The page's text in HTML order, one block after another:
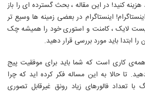
کنید! در این مقاله ، بحث گسترده ای را باز
اینستاگرام در بعضی زمینه ها وسیع تر
لایک ، کامنت و استوری خود را همیشه چک
را ابتدا باید مورد بررسی قرار دهید.
همه‌ی کاری است که شما باید برای موفقیت پیج
تا حالا به این مساله فکر کرده اید که چرا
با تعداد فالورهای زیاد رونق غیرقابل تصوری